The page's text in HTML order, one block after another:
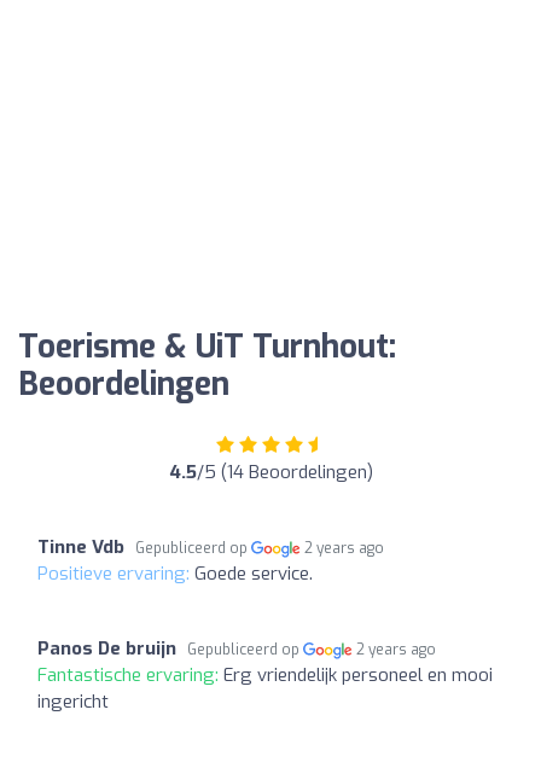
Toerisme & UiT Turnhout:
Beoordelingen
4.5/5 (14 Beoordelingen)
Tinne Vdb Gepubliceerd op 2 years ago
Positieve ervaring: Goede service.
Panos De bruijn Gepubliceerd op 2 years ago
Fantastische ervaring: Erg vriendelijk personeel en mooi
ingericht